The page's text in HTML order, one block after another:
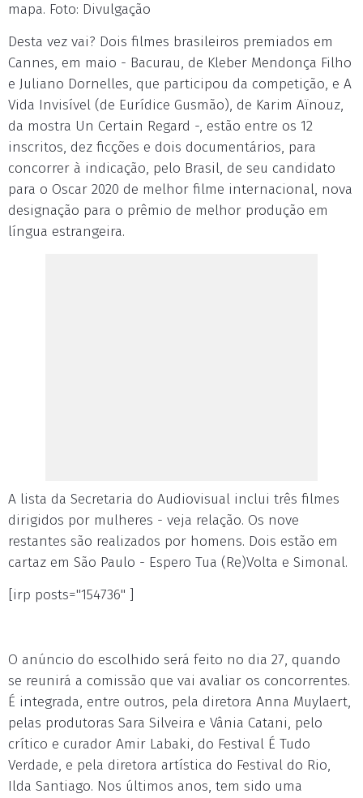
mapa. Foto: Divulgação
Desta vez vai? Dois filmes brasileiros premiados em
Cannes, em maio - Bacurau, de Kleber Mendonça Filho
e Juliano Dornelles, que participou da competição, e A
Vida Invisível (de Eurídice Gusmão), de Karim Aïnouz,
da mostra Un Certain Regard -, estão entre os 12
inscritos, dez ficções e dois documentários, para
concorrer à indicação, pelo Brasil, de seu candidato
para o Oscar 2020 de melhor filme internacional, nova
designação para o prêmio de melhor produção em
língua estrangeira.
A lista da Secretaria do Audiovisual inclui três filmes
dirigidos por mulheres - veja relação. Os nove
restantes são realizados por homens. Dois estão em
cartaz em São Paulo - Espero Tua (Re)Volta e Simonal.
[irp posts="154736" ]
O anúncio do escolhido será feito no dia 27, quando
se reunirá a comissão que vai avaliar os concorrentes.
É integrada, entre outros, pela diretora Anna Muylaert,
pelas produtoras Sara Silveira e Vânia Catani, pelo
crítico e curador Amir Labaki, do Festival É Tudo
Verdade, e pela diretora artística do Festival do Rio,
Ilda Santiago. Nos últimos anos, tem sido uma